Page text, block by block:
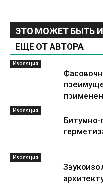
ЭТО МОЖЕТ БЫТЬ
ЕЩЕ ОТ АВТОРА
Изоляция
Изоляция
Изоляция